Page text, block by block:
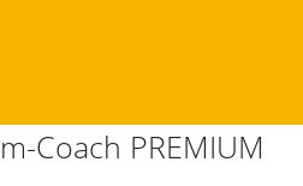
Coach PREMIUM